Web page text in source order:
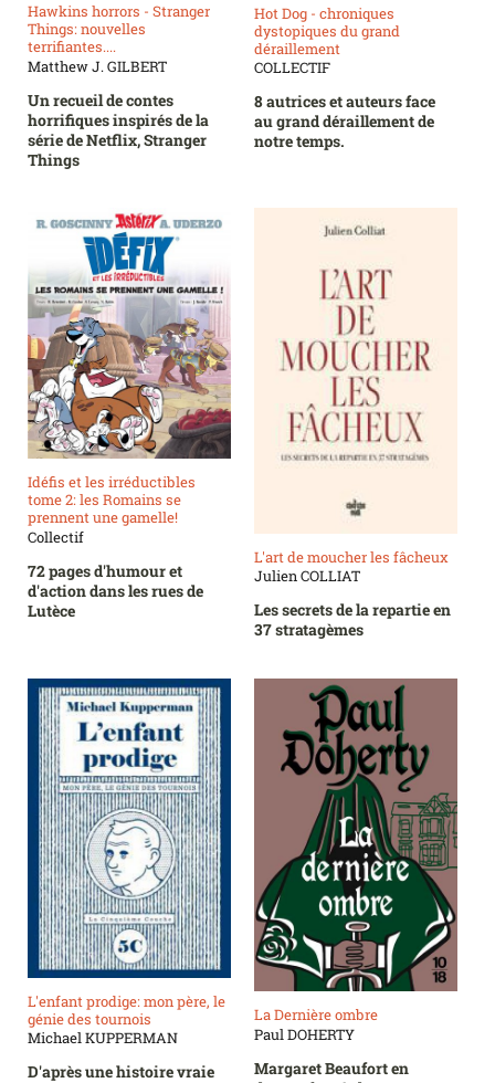
Hawkins horrors - Stranger
Things: nouvelles
terrifiantes....
Matthew J. GILBERT
Un recueil de contes
horrifiques inspirés de la
série de Netflix, Stranger
Things
Hot Dog - chroniques
dystopiques du grand
déraillement
COLLECTIF
8 autrices et auteurs face
au grand déraillement de
notre temps.
Idéfis et les irréductibles
tome 2: les Romains se
prennent une gamelle!
Collectif
72 pages d'humour et
d'action dans les rues de
Lutèce
L'art de moucher les fâcheux
Julien COLLIAT
Les secrets de la repartie en
37 stratagèmes
L'enfant prodige: mon père, le
génie des tournois
Michael KUPPERMAN
D'après une histoire vraie
La Dernière ombre
Paul DOHERTY
Margaret Beaufort en